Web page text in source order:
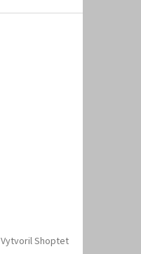
Vytvoril Shoptet